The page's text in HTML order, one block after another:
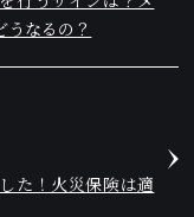
うなるの？
た！火災保険は適